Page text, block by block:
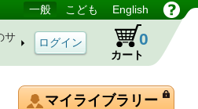
一般 こども English
サ
カート
0
マイライブラリー